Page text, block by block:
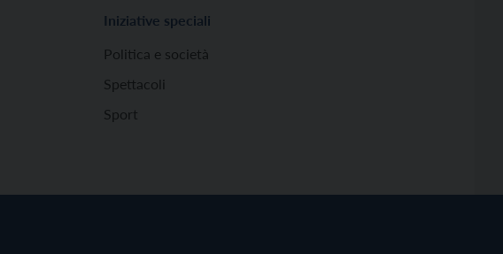
Iniziative speciali
Politica e società
Spettacoli
Sport